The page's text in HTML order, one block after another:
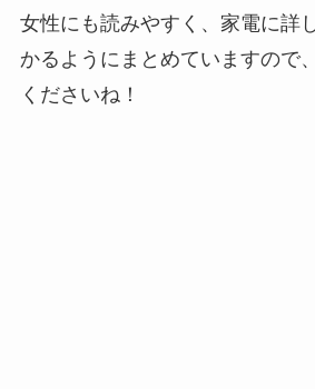
女性にも読みやすく、家電に詳
かるようにまとめていますので
くださいね！